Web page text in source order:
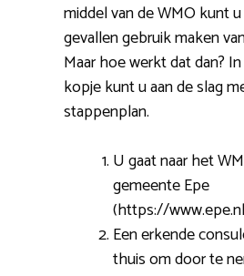
middel van de WMO kunt
gevallen gebruik maken
Maar hoe werkt dat dan?
kopje kunt u aan de slag
stappenplan.
U gaat naar het
gemeente Epe
(https://
Een erkende
thuis om door te